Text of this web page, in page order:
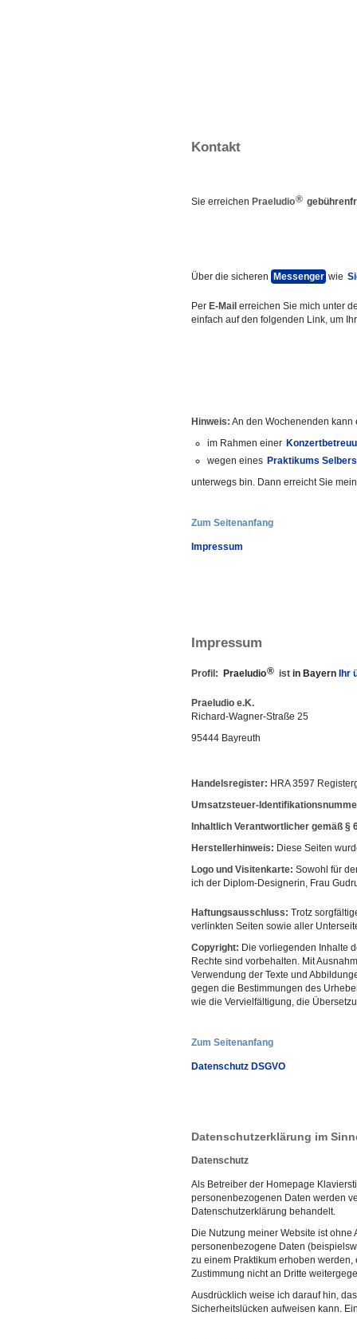
Kontakt
Sie erreichen Praeludio®
Über die sicheren Messenger wie
Per E-Mail erreichen Sie mich unter
einfach auf den folgenden Link, um
Hinweis: An den Wochenenden kann
im Rahmen einer
wegen eines Praktikums
unterwegs bin. Dann erreicht Sie
Zum Seitenanfang
Impressum
Impressum
Profil: Praeludio® ist in Bayern Ihr
Praeludio e.K.
Richard-Wagner-Straße 25
95444 Bayreuth
Handelsregister: HRA 3597
Umsatzsteuer-
Inhaltlich Verantwortlicher gemäß §
Herstellerhinweis: Diese Seiten
Logo und Visitenkarte: Sowohl für
ich der Diplom-Designerin, Frau
Haftungsausschluss: Trotz
verlinkten Seiten sowie aller
Copyright: Die vorliegenden Inhalte
Rechte sind vorbehalten. Mit
Verwendung der Texte und
gegen die Bestimmungen des
wie die Vervielfältigung, die
Zum Seitenanfang
Datenschutz DSGVO
Datenschutzerklärung im
Datenschutz
Als Betreiber der Homepage
personenbezogenen Daten werden
Datenschutzerklärung behandelt.
Die Nutzung meiner Website ist
personenbezogene Daten
zu einem Praktikum erhoben
Zustimmung nicht an Dritte
Ausdrücklich weise ich darauf hin,
Sicherheitslücken aufweisen kann.